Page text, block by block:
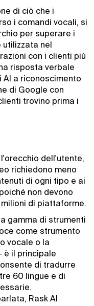
di ciò che i
i comandi vocali, si
per superare i
utilizzata nel
con i clienti più
risposta verbale
a riconoscimento
di Google con
trovino prima i
dell'utente,
richiedono meno
di ogni tipo e ai
non devono
di piattaforme.
gamma di strumenti
come strumento
vocale o la
è il principale
di tradurre
60 lingue e di
Rask AI